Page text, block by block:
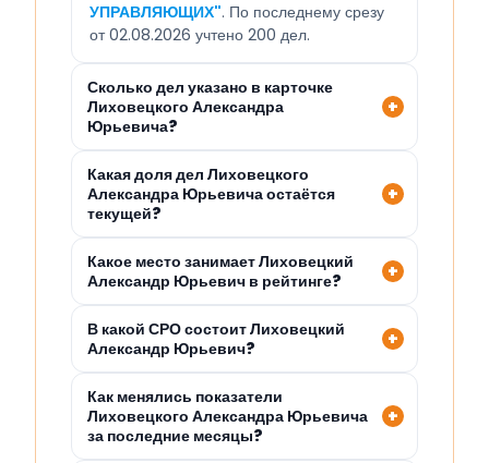
УПРАВЛЯЮЩИХ". По последнему срезу
от 02.08.2026 учтено 200 дел.
Сколько дел указано в карточке
Лиховецкого Александра
Юрьевича?
Какая доля дел Лиховецкого
Александра Юрьевича остаётся
текущей?
Какое место занимает Лиховецкий
Александр Юрьевич в рейтинге?
В какой СРО состоит Лиховецкий
Александр Юрьевич?
Как менялись показатели
Лиховецкого Александра Юрьевича
за последние месяцы?